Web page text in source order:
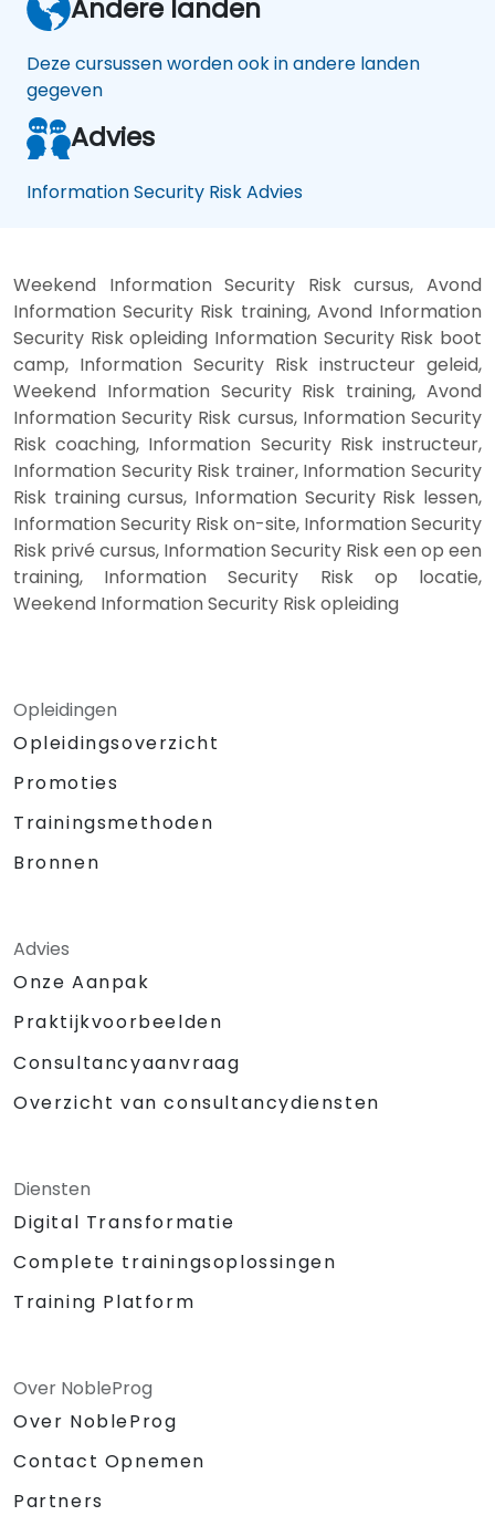
Andere landen
Deze cursussen worden ook in andere landen
gegeven
Advies
Information Security Risk Advies
Weekend Information Security Risk cursus, Avond
Information Security Risk training, Avond Information
Security Risk opleiding Information Security Risk boot
camp, Information Security Risk instructeur geleid,
Weekend Information Security Risk training, Avond
Information Security Risk cursus, Information Security
Risk coaching, Information Security Risk instructeur,
Information Security Risk trainer, Information Security
Risk training cursus, Information Security Risk lessen,
Information Security Risk on-site, Information Security
Risk privé cursus, Information Security Risk een op een
training, Information Security Risk op locatie,
Weekend Information Security Risk opleiding
Opleidingen
Opleidingsoverzicht
Promoties
Trainingsmethoden
Bronnen
Advies
Onze Aanpak
Praktijkvoorbeelden
Consultancyaanvraag
Overzicht van consultancydiensten
Diensten
Digital Transformatie
Complete trainingsoplossingen
Training Platform
Over NobleProg
Over NobleProg
Contact Opnemen
Partners